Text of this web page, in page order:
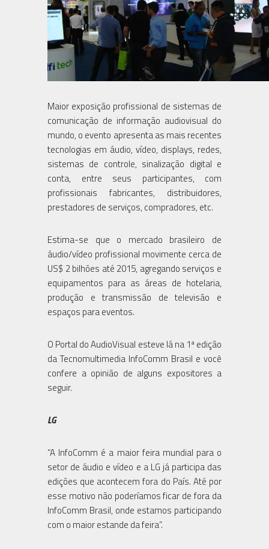
Maior exposição profissional de sistemas de
comunicação de informação audiovisual do
mundo, o evento apresenta as mais recentes
tecnologias em áudio, vídeo, displays, redes,
sistemas de controle, sinalização digital e
conta, entre seus participantes, com
profissionais fabricantes, distribuidores,
prestadores de serviços, compradores, etc.
Estima-se que o mercado brasileiro de
áudio/vídeo profissional movimente cerca de
US$ 2 bilhões até 2015, agregando serviços e
equipamentos para as áreas de hotelaria,
produção e transmissão de televisão e
espaços para eventos.
O Portal do AudioVisual esteve lá na 1ª edição
da Tecnomultimedia InfoComm Brasil e você
confere a opinião de alguns expositores a
seguir.
LG
“A InfoComm é a maior feira mundial para o
setor de áudio e vídeo e a LG já participa das
edições que acontecem fora do País. Até por
esse motivo não poderíamos ficar de fora da
InfoComm Brasil, onde estamos participando
com o maior estande da feira”.